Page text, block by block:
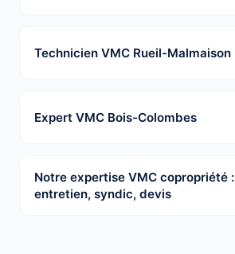
Technicien VMC Rueil-Malmaison
Expert VMC Bois-Colombes
Notre expertise VMC copropriété :
entretien, syndic, devis